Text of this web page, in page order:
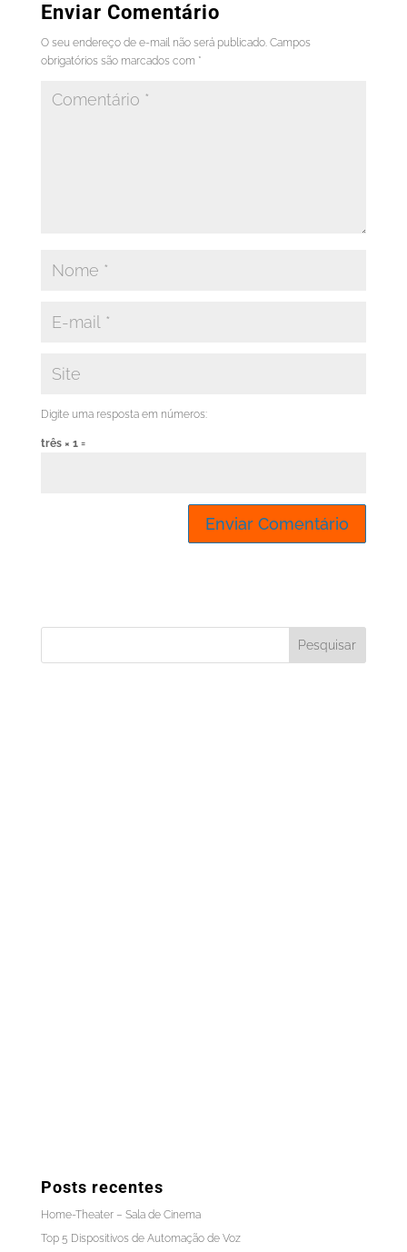
Enviar Comentário
O seu endereço de e-mail não será publicado. Campos
obrigatórios são marcados com *
Digite uma resposta em números:
três × 1 =
Posts recentes
Home-Theater – Sala de Cinema
Top 5 Dispositivos de Automação de Voz